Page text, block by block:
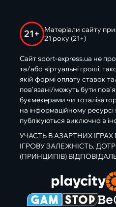
21+
Матеріали сайту
21 року (21+)
Сайт sport-express.ua не
та/або віртуальні гроші,
якій формі оплату ставок
пов’язані/можуть бути
букмекерами чи
на інформаційному
публікуються виключно в
УЧАСТЬ В АЗАРТНИХ
ІГРОВУ ЗАЛЕЖНІСТЬ.
(ПРИНЦИПІВ)